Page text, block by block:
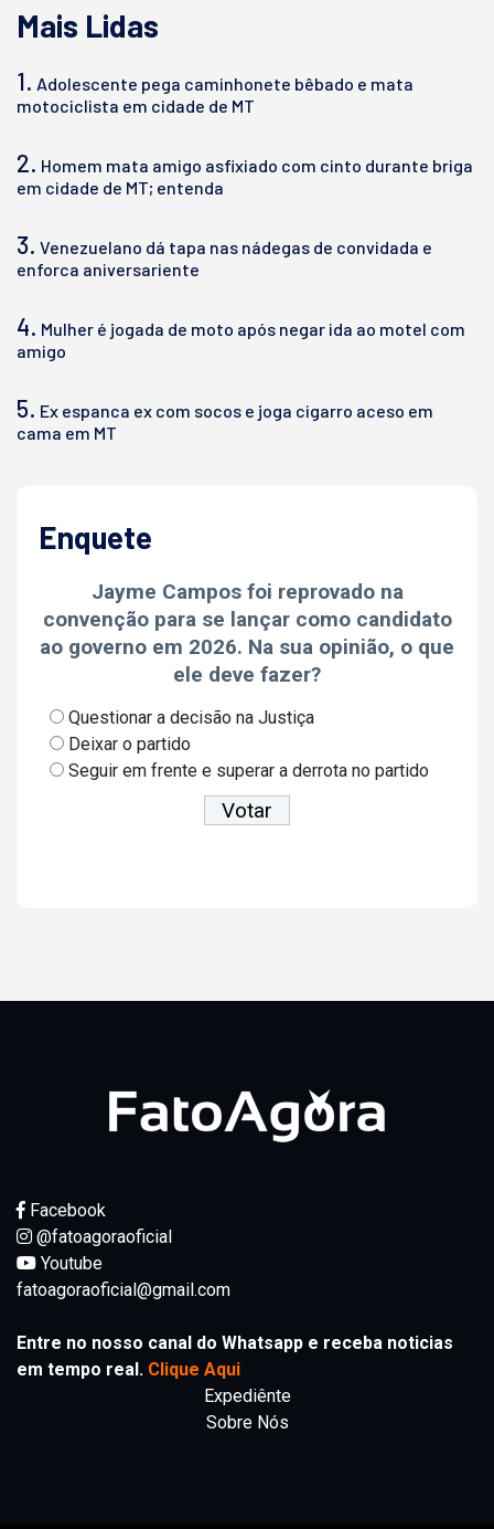
Mais Lidas
1. Adolescente pega caminhonete bêbado e mata
motociclista em cidade de MT
2. Homem mata amigo asfixiado com cinto durante briga
em cidade de MT; entenda
3. Venezuelano dá tapa nas nádegas de convidada e
enforca aniversariente
4. Mulher é jogada de moto após negar ida ao motel com
amigo
5. Ex espanca ex com socos e joga cigarro aceso em
cama em MT
Enquete
Jayme Campos foi reprovado na
convenção para se lançar como candidato
ao governo em 2026. Na sua opinião, o que
ele deve fazer?
Questionar a decisão na Justiça
Deixar o partido
Seguir em frente e superar a derrota no partido
Facebook
@fatoagoraoficial
Youtube
fatoagoraoficial@gmail.com
Entre no nosso canal do Whatsapp e receba noticias
em tempo real. Clique Aqui
Expediênte
Sobre Nós